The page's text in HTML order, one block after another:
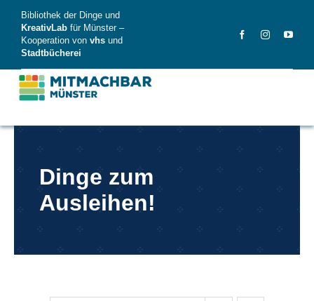
content
Bibliothek der Dinge und
KreativLab für Münster –
Kooperation von vhs und
Stadtbücherei
DingeDinge zum
Ausleihen!